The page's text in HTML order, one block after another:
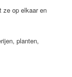
ze op elkaar en
planten,